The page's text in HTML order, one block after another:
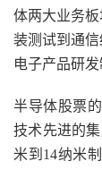
体两大业务
装测试到通
电子产品研发
半导体股票
技术先进的
米到14纳米